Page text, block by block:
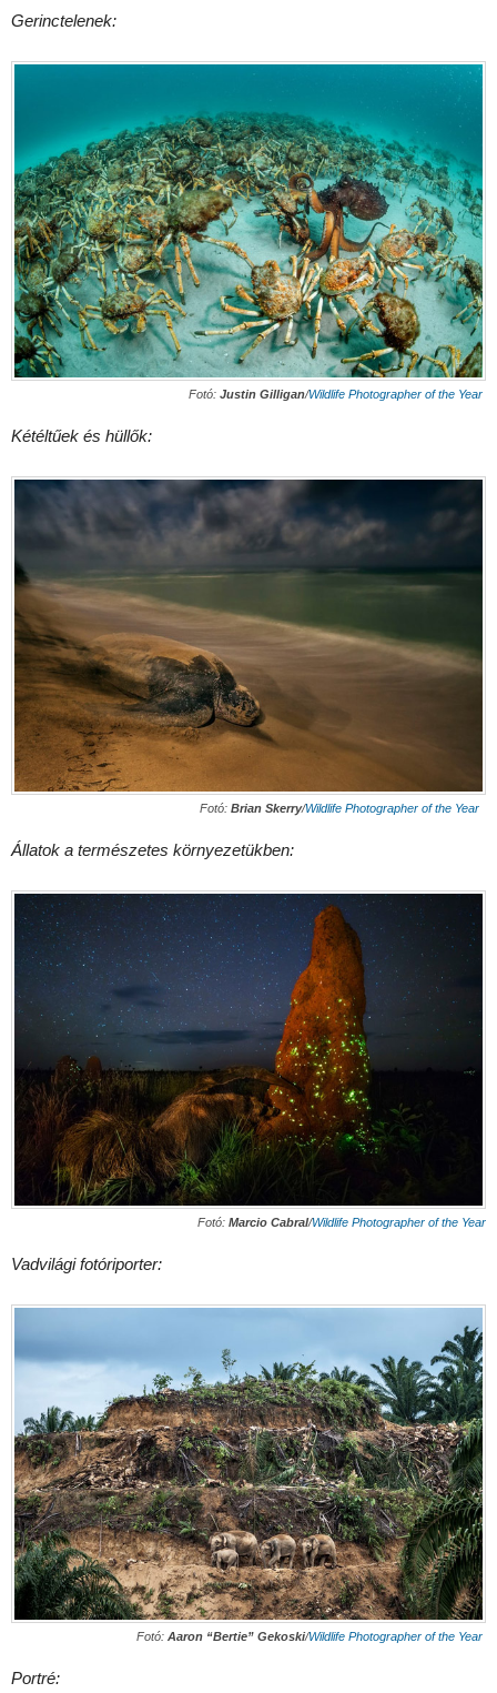
Gerinctelenek:
Fotó: Justin Gilligan/Wildlife Photographer of the Year
Kétéltűek és hüllők:
Fotó: Brian Skerry/Wildlife Photographer of the Year
Állatok a természetes környezetükben:
Fotó: Marcio Cabral/Wildlife Photographer of the Year
Vadvilági fotóriporter:
Fotó: Aaron “Bertie” Gekoski/Wildlife Photographer of the Year
Portré: